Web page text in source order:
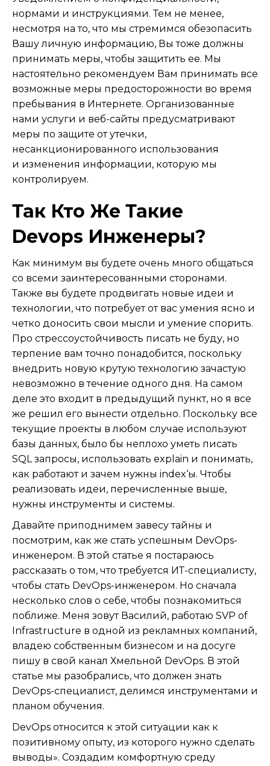
нормами и инструкциями. Тем не менее,
несмотря на то, что мы стремимся обезопасить
Вашу личную информацию, Вы тоже должны
принимать меры, чтобы защитить ее. Мы
настоятельно рекомендуем Вам принимать все
возможные меры предосторожности во время
пребывания в Интернете. Организованные
нами услуги и веб-сайты предусматривают
меры по защите от утечки,
несанкционированного использования
и изменения информации, которую мы
контролируем.
Так Кто Же Такие
Devops Инженеры?
Как минимум вы будете очень много общаться
со всеми заинтересованными сторонами.
Также вы будете продвигать новые идеи и
технологии, что потребует от вас умения ясно и
четко доносить свои мысли и умение спорить.
Про стрессоустойчивость писать не буду, но
терпение вам точно понадобится, поскольку
внедрить новую крутую технологию зачастую
невозможно в течение одного дня. На самом
деле это входит в предыдущий пункт, но я все
же решил его вынести отдельно. Поскольку все
текущие проекты в любом случае используют
базы данных, было бы неплохо уметь писать
SQL запросы, использовать explain и понимать,
как работают и зачем нужны index‘ы. Чтобы
реализовать идеи, перечисленные выше,
нужны инструменты и системы.
Давайте приподнимем завесу тайны и
посмотрим, как же стать успешным DevOps-
инженером. В этой статье я постараюсь
рассказать о том, что требуется ИТ-специалисту,
чтобы стать DevOps-инженером. Но сначала
несколько слов о себе, чтобы познакомиться
поближе. Меня зовут Василий, работаю SVP of
Infrastructure в одной из рекламных компаний,
владею собственным бизнесом и на досуге
пишу в свой канал Хмельной DevOps. В этой
статье мы разобрались, что должен знать
DevOps-специалист, делимся инструментами и
планом обучения.
DevOps относится к этой ситуации как к
позитивному опыту, из которого нужно сделать
выводы». Создадим комфортную среду